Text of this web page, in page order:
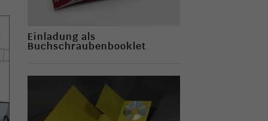
Einladung als
Buchschraubenbooklet